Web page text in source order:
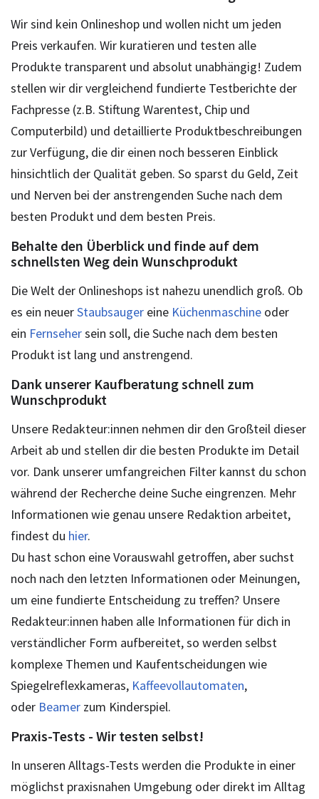
Wir sind kein Onlineshop und wollen nicht um jeden
Preis verkaufen. Wir kuratieren und testen alle
Produkte transparent und absolut unabhängig! Zudem
stellen wir dir vergleichend fundierte Testberichte der
Fachpresse (z.B. Stiftung Warentest, Chip und
Computerbild) und detaillierte Produktbeschreibungen
zur Verfügung, die dir einen noch besseren Einblick
hinsichtlich der Qualität geben. So sparst du Geld, Zeit
und Nerven bei der anstrengenden Suche nach dem
besten Produkt und dem besten Preis.
Behalte den Überblick und finde auf dem
schnellsten Weg dein Wunschprodukt
Die Welt der Onlineshops ist nahezu unendlich groß. Ob
es ein neuerStaubsauger eine Küchenmaschine oder
ein Fernsehersein soll, die Suche nach dem besten
Produkt ist lang und anstrengend.
Dank unserer Kaufberatung schnell zum
Wunschprodukt
Unsere Redakteur:innen nehmen dir den Großteil dieser
Arbeit ab und stellen dir die besten Produkte im Detail
vor. Dank unserer umfangreichen Filter kannst du schon
während der Recherche deine Suche eingrenzen. Mehr
Informationen wie genau unsere Redaktion arbeitet,
findest du hier.
Du hast schon eine Vorauswahl getroffen, aber suchst
noch nach den letzten Informationen oder Meinungen,
um eine fundierte Entscheidung zu treffen? Unsere
Redakteur:innen haben alle Informationen für dich in
verständlicher Form aufbereitet, so werden selbst
komplexe Themen und Kaufentscheidungen wie
Spiegelreflexkameras, Kaffeevollautomaten,
oder Beamer zum Kinderspiel.
Praxis-Tests - Wir testen selbst!
In unseren Alltags-Tests werden die Produkte in einer
möglichst praxisnahen Umgebung oder direkt im Alltag